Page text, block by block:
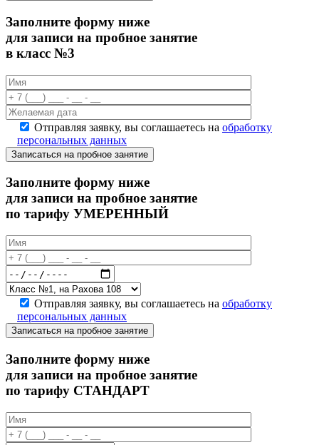
Заполните форму ниже
для записи на пробное занятие
в класс №3
Отправляя заявку, вы соглашаетесь на обработку
персональных данных
Записаться на пробное занятие
Заполните форму ниже
для записи на пробное занятие
по тарифу УМЕРЕННЫЙ
Отправляя заявку, вы соглашаетесь на обработку
персональных данных
Записаться на пробное занятие
Заполните форму ниже
для записи на пробное занятие
по тарифу СТАНДАРТ